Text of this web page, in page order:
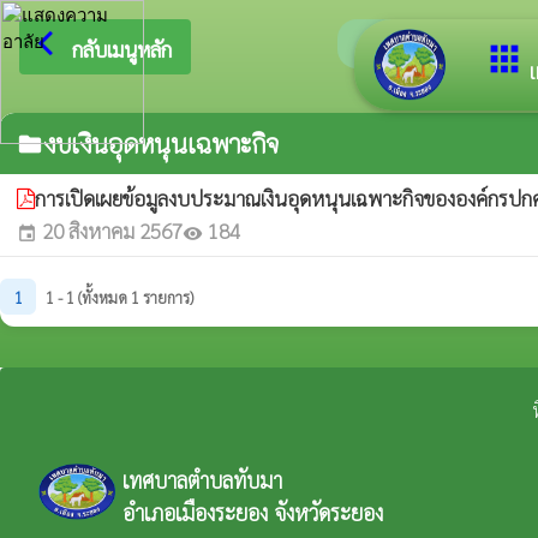
apps
arrow_back_ios กลับเมนูหลัก ยินดีต้อนรับสู่เ
folderงบเงินอุดหนุนเฉพาะกิจ
การเปิดเผยข้อมูลงบประมาณเงินอุดหนุนเฉพาะกิจขององค์ก
event 20 สิงหาคม 2567visibility 184
1 1 - 1 (ทั้งหมด 1 รายการ)
เทศบาลตำบลทับมา
อำเภอเมืองระยอง จังหวัดระยอง